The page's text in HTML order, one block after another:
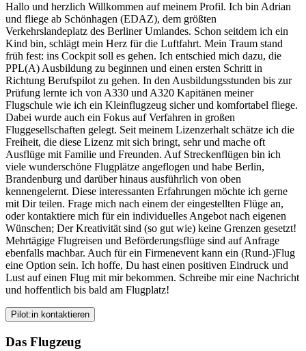
Hallo und herzlich Willkommen auf meinem Profil. Ich bin Adrian
und fliege ab Schönhagen (EDAZ), dem größten
Verkehrslandeplatz des Berliner Umlandes. Schon seitdem ich ein
Kind bin, schlägt mein Herz für die Luftfahrt. Mein Traum stand
früh fest: ins Cockpit soll es gehen. Ich entschied mich dazu, die
PPL(A) Ausbildung zu beginnen und einen ersten Schritt in
Richtung Berufspilot zu gehen. In den Ausbildungsstunden bis zur
Prüfung lernte ich von A330 und A320 Kapitänen meiner
Flugschule wie ich ein Kleinflugzeug sicher und komfortabel fliege.
Dabei wurde auch ein Fokus auf Verfahren in großen
Fluggesellschaften gelegt. Seit meinem Lizenzerhalt schätze ich die
Freiheit, die diese Lizenz mit sich bringt, sehr und mache oft
Ausflüge mit Familie und Freunden. Auf Streckenflügen bin ich
viele wunderschöne Flugplätze angeflogen und habe Berlin,
Brandenburg und darüber hinaus ausführlich von oben
kennengelernt. Diese interessanten Erfahrungen möchte ich gerne
mit Dir teilen. Frage mich nach einem der eingestellten Flüge an,
oder kontaktiere mich für ein individuelles Angebot nach eigenen
Wünschen; Der Kreativität sind (so gut wie) keine Grenzen gesetzt!
Mehrtägige Flugreisen und Beförderungsflüge sind auf Anfrage
ebenfalls machbar. Auch für ein Firmenevent kann ein (Rund-)Flug
eine Option sein. Ich hoffe, Du hast einen positiven Eindruck und
Lust auf einen Flug mit mir bekommen. Schreibe mir eine Nachricht
und hoffentlich bis bald am Flugplatz!
Pilot:in kontaktieren
Das Flugzeug